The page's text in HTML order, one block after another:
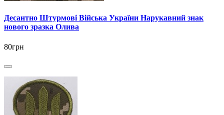
Десантно Штурмові Війська України Нарукавний знак
нового зразка Олива
80грн